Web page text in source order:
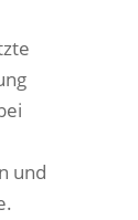
und